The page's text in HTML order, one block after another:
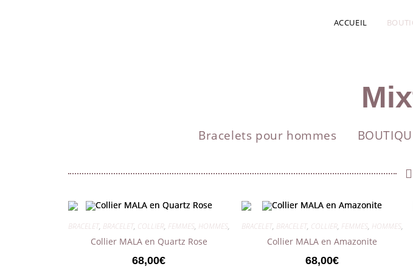
ACCUEIL
Bracelets pour hommes
BRACELET, BRACELET, COLLIER, FEMMES, HOMMES, MIXTES
Collier MALA en Quartz Rose
68,00€
BRACELET, BRACELET, COLLIER, FEMMES, HOMMES,
Collier MALA en Amazonite
68,00€